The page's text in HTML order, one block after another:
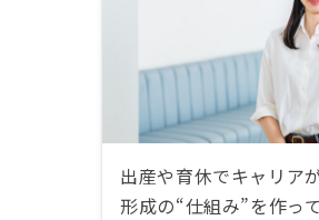
出産や育休でキャリア
形成の“仕組み”を作っ